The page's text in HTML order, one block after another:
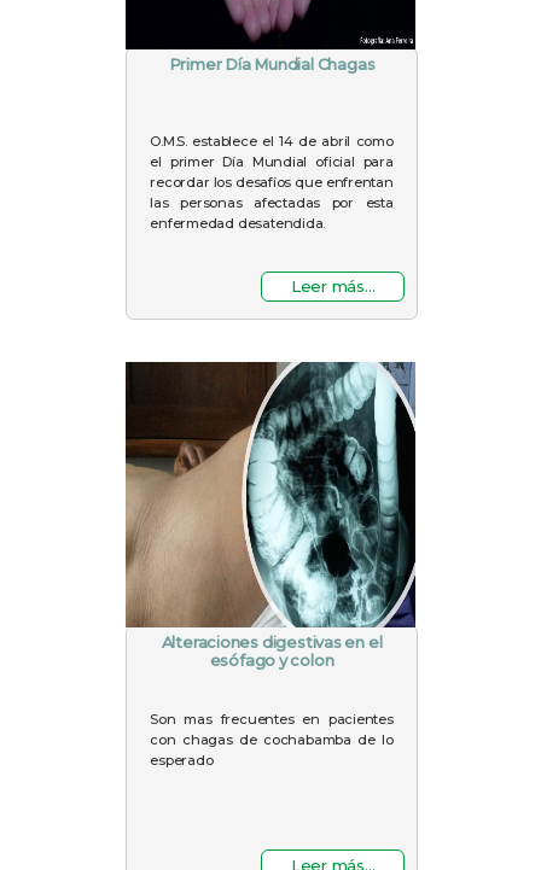
Primer Día Mundial Chagas
O.M.S. establece el 14 de abril como
el primer Día Mundial oficial para
recordar los desafíos que enfrentan
las personas afectadas por esta
enfermedad desatendida.
Leer más...
Alteraciones digestivas en el
esófago y colon
Son mas frecuentes en pacientes
con chagas de cochabamba de lo
esperado
Leer más...